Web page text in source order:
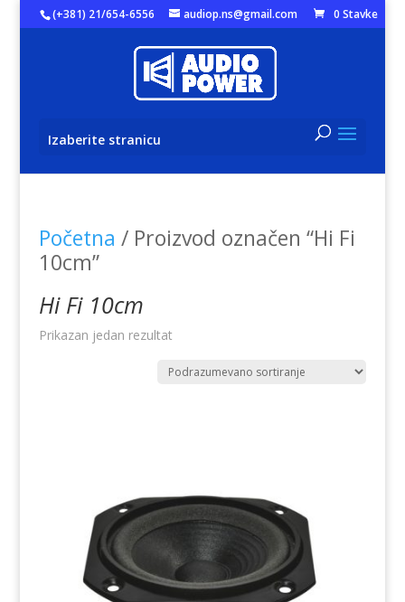
(+381) 21/654-6556 audiop.ns@gmail.com 0 Stavke
Izaberite stranicu
Početna / Proizvod označen “Hi Fi
10cm”
Hi Fi 10cm
Prikazan jedan rezultat